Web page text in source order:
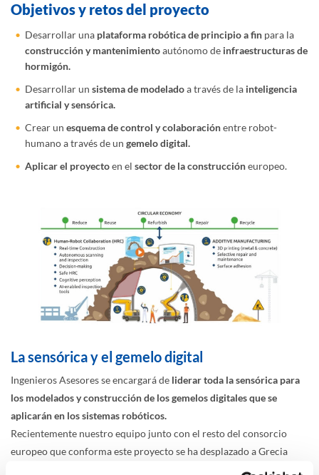
Objetivos y retosdel proyecto
Desarrollar una plataforma robótica de principio a fin para la
construcción y mantenimientoautónomo de infraestructuras de
hormigón.
Desarrollar un sistema de modeladoa través de la inteligencia
artificial y sensórica.
Crear un esquema de control y colaboraciónentre robot-
humano a través de un gemelo digital.
Aplicar el proyectoen el sector de la construccióneuropeo.
La sensórica y el gemelo digital
Ingenieros Asesores se encargará de liderar toda la sensórica para
los modelados y construcción de los gemelos digitales que se
aplicarán en los sistemas robóticos.
Recientemente nuestro equipo junto con el resto del consorcio
europeo que conforma este proyecto se ha desplazado a Grecia
avance sobre la implantación de la sensórica IoT y